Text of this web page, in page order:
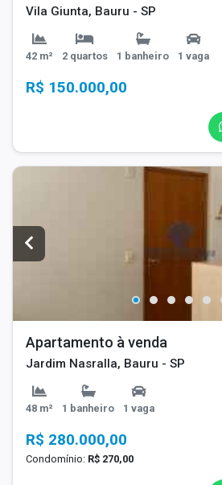
Vila Giunta, Bauru - SP
42 m² 2 quartos 1 banheiro 1 vaga
R$ 150.000,00
Apartamento à venda
Jardim Nasralla, Bauru - SP
48 m² 1 banheiro 1 vaga
R$ 280.000,00
Condomínio: R$ 270,00